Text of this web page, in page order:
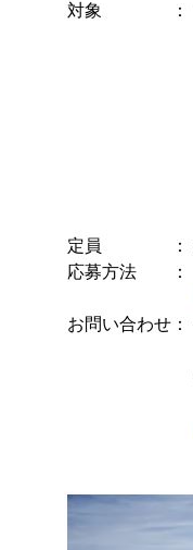
対象 ： ひと
ご家庭の
(1組3
※さまざま
難しいご
※お子さま
ただし、2
※保護者さ
また、お子
定員 ： 約
応募方法 ：
お問い合わせ
＜電
03-5568-
＜お問い